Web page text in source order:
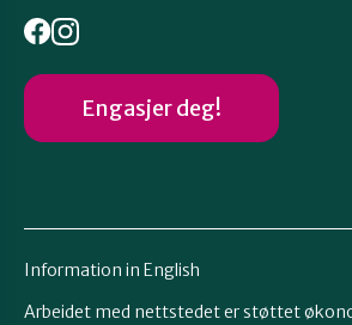
Engasjer deg!
Information in English
Arbeidet med nettstedet er støttet